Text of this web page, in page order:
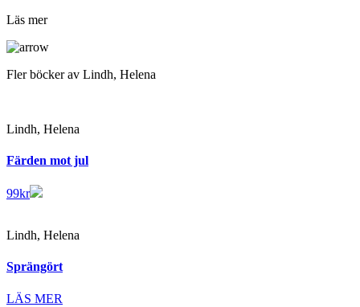
Läs mer
Fler böcker av Lindh, Helena
Lindh, Helena
Färden mot jul
99kr
Lindh, Helena
Sprängört
LÄS MER